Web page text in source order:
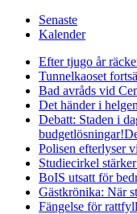
Senaste
Kalender
Efter tjugo år
Tunnelkaoset
Bad avråds vid
Det händer i helgen
Debatt: Staden i
budgetlösningar!
Polisen efterlyser
Studiecirkel
BoIS utsatt för
Gästkrönika: När
Fängelse för